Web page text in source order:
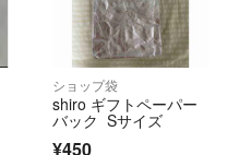
ショップ袋
shiro ギフトペーパー
バック Sサイズ
¥450